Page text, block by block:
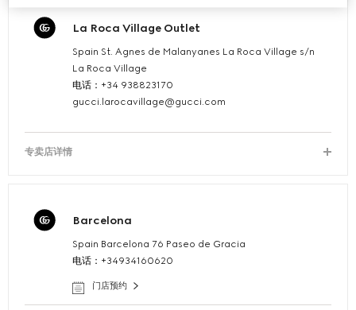
La Roca Village Outlet
Spain St. Agnes de Malanyanes La Roca Village s/n
La Roca Village
电话：+34 938823170
gucci.larocavillage@gucci.com
专卖店详情
Barcelona
Spain Barcelona 76 Paseo de Gracia
电话：+34934160620
门店预约